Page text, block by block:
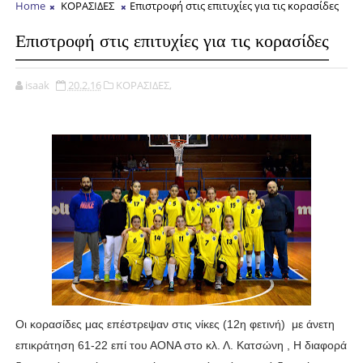
Home ΚΟΡΑΣΙΔΕΣ Επιστροφή στις επιτυχίες για τις κορασίδες
Επιστροφή στις επιτυχίες για τις κορασίδες
isaak 20.2.16 ΚΟΡΑΣΙΔΕΣ,
Οι κορασίδες μας επέστρεψαν στις νίκες (12η φετινή) με άνετη
επικράτηση 61-22 επί του ΑΟΝΑ στο κλ. Λ. Κατσώνη , Η διαφορά